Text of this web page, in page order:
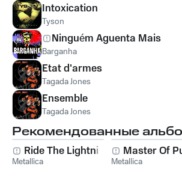
Intoxication
Tyson
Ninguém Aguenta Mais
Barganha
Etat d'armes
Tagada Jones
Ensemble
Tagada Jones
Рекомендованные
Ride The Lightning
Metallica
Master Of
Metallica